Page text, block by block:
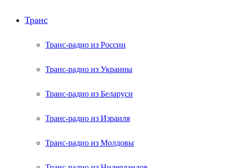
Транс
Транс-радио из России
Транс-радио из Украины
Транс-радио из Беларуси
Транс-радио из Израиля
Транс-радио из Молдовы